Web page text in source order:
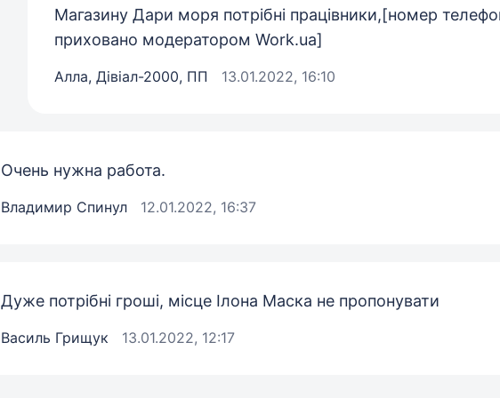
Магазину Дари моря потрібні працівники,[номер
приховано модератором Work.ua]
Алла, Дівіал-2000, ПП 13.01.2022, 16:10
Очень нужна работа.
Владимир Спинул 12.01.2022, 16:37
Дуже потрібні гроші, місце Ілона Маска не пропонувати
Василь Грищук 13.01.2022, 12:17